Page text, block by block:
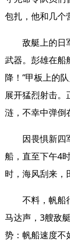
包扎，他和几个
敌艇上的日
武器。彭雄在船
降！”甲板上的
展开猛烈射击
涟，不幸中弹倒
因畏惧新四
船，直至下午4
时，海风刮来，
不料，帆船
马达声，3艘敌
势：帆船速度不